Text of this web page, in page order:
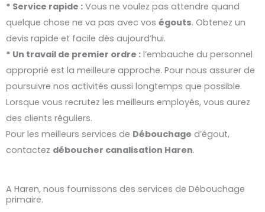
* Service rapide : Vous ne voulez pas attendre quand
quelque chose ne va pas avec vos égouts. Obtenez un
devis rapide et facile dès aujourd’hui.
* Un travail de premier ordre : l’embauche du personnel
approprié est la meilleure approche. Pour nous assurer de
poursuivre nos activités aussi longtemps que possible.
Lorsque vous recrutez les meilleurs employés, vous aurez
des clients réguliers.
Pour les meilleurs services de Débouchage d’égout,
contactez déboucher canalisation Haren.
A Haren, nous fournissons des services de Débouchage
primaire.